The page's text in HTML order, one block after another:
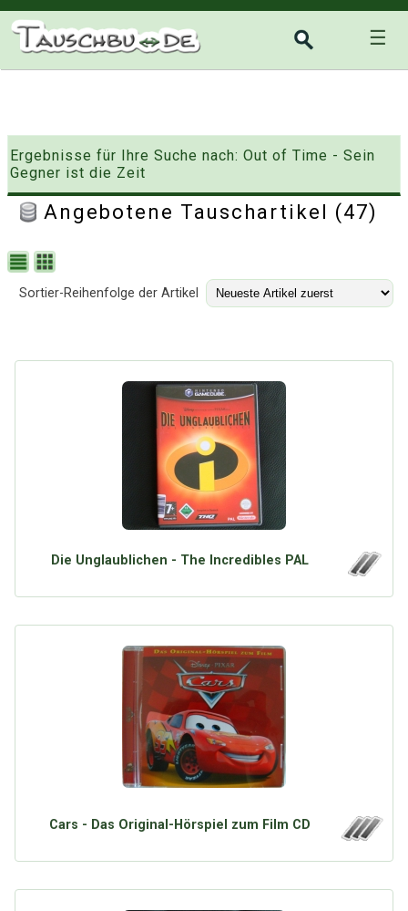
☰
Ergebnisse für Ihre Suche nach: Out of Time - Sein
Gegner ist die Zeit
Angebotene Tauschartikel (47)
Sortier-Reihenfolge der Artikel
Die Unglaublichen - The Incredibles PAL
Cars - Das Original-Hörspiel zum Film CD